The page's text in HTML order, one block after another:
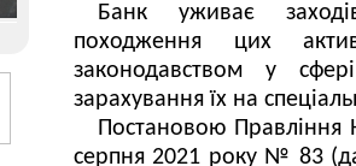
Банк уживає
походження цих
законодавством у
зарахування їх на
Постановою Правління
серпня 2021 року № 83